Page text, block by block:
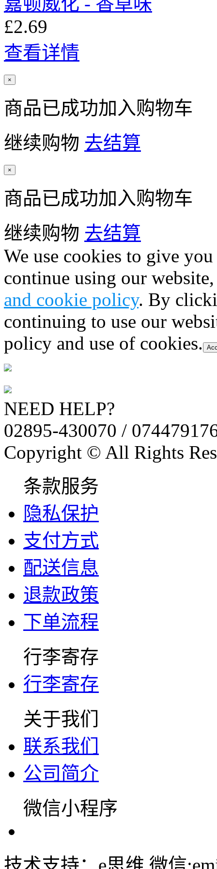
£2.69
查看详情
×
商品已成功加入购物车
继续购物 去结算
×
商品已成功加入购物车
继续购物 去结算
We use cookies to give
continue using our
and cookie policy. By
continuing to use our
policy and use of cookies.
NEED HELP?
02895-430070 /
Copyright © All Rights
条款服务
隐私保护
支付方式
配送信息
退款政策
下单流程
行李寄存
行李寄存
关于我们
联系我们
公司简介
微信小程序